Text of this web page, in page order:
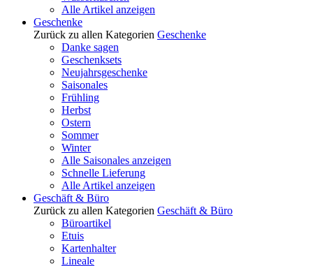
Alle Artikel anzeigen
Geschenke
Zurück zu allen Kategorien Geschenke
Danke sagen
Geschenksets
Neujahrsgeschenke
Saisonales
Frühling
Herbst
Ostern
Sommer
Winter
Alle Saisonales anzeigen
Schnelle Lieferung
Alle Artikel anzeigen
Geschäft & Büro
Zurück zu allen Kategorien Geschäft & Büro
Büroartikel
Etuis
Kartenhalter
Lineale